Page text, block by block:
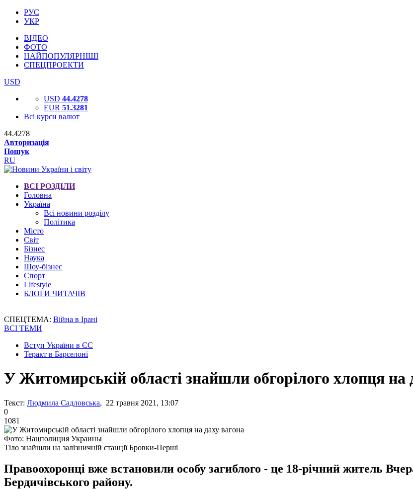
РУС
УКР
ВІДЕО
ФОТО
НАЙПОПУЛЯРНІШІ
СПЕЦПРОЕКТИ
USD
USD 44.4278
EUR 51.3281
Всі курси валют
44.4278
Авторизація
Пошук
RU
ВСІ РОЗДІЛИ
Головна
Україна
Всі новини розділу
Політика
Місто
Світ
Бізнес
Наука
Шоу-бізнес
Спорт
Lifestyle
БЛОГИ ЧИТАЧІВ
СПЕЦТЕМА: Війна в Ірані
ВСІ ТЕМИ
Вступ України в ЄС
Теракт в Барселоні
У Житомирській області знайшли обгорілого хлопця на
Текст: Людмила Садловська, 22 травня 2021, 13:07
0
1081
Фото: Нацполиция Украины
Тіло знайшли на залізничній станції Бровки-Перші
Правоохоронці вже встановили особу загиблого - це 18-річний житель
Бердичівського району.